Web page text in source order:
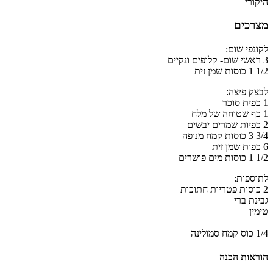
מצרכים
לקונפי שום:
3 ראשי שום- קלופים ונקיים
1/2 1 כוסות שמן זית
לבצק פיצה:
1 כפית סוכר
1 כף שטוחה של מלח
2 כפיות שמרים יבשים
3/4 3 כוסות קמח מנופה
6 כפות שמן זית
1/2 1 כוסות מים פושרים
לתוספות:
2 כוסות פטריות חתוכות
גבינת ברי
טימין
1/4 כוס קמח סמולינה
הוראות הכנה